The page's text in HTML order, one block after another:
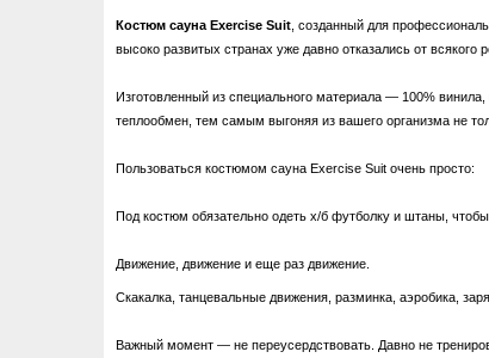
Костюм сауна Exercise Suit , созданный для
высоко развитых странах уже давно отказались от всякого
Изготовленный из специального материала ― 100%
теплообмен, тем самым выгоняя из вашего организма не
Пользоваться костюмом сауна Exercise Suit очень просто:
Под костюм обязательно одеть х/б футболку и штаны,
Движение, движение и еще раз движение.
Скакалка, танцевальные движения, разминка, аэробика,
Важный момент ― не переусердствовать. Давно не